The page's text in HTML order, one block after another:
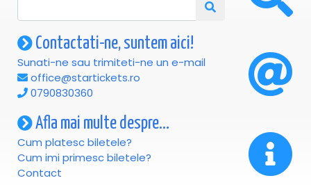
Contactati-ne, suntem aici!
Sunati-ne sau trimiteti-ne un e-mail
office@startickets.ro
0790830360
Afla mai multe despre...
Cum platesc biletele?
Cum imi primesc biletele?
Contact